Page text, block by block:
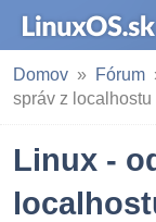
Domov Fórum
správ z localhostu
Linux -